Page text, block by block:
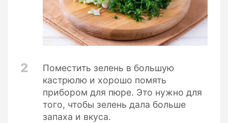
2
Поместить зелень в большую
кастрюлю и хорошо помять
прибором для пюре. Это нужно для
того, чтобы зелень дала больше
запаха и вкуса.